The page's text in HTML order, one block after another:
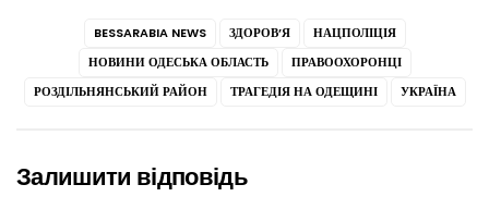
BESSARABIA NEWS ЗДОРОВ’Я
НАЦПОЛІЦІЯ
НОВИНИ ОДЕСЬКА ОБЛАСТЬ
ПРАВООХОРОНЦІ
РОЗДІЛЬНЯНСЬКИЙ РАЙОН
ТРАГЕДІЯ НА ОДЕЩИНІ УКРАЇНА
Залишити відповідь